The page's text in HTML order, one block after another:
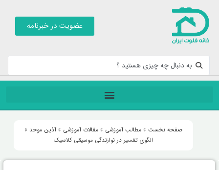
عضویت در خبرنامه
صفحه نخست » مطالب آموزشی » مقالات آموزشی » آذین موحد »
الگوی تفسیر در نوازندگی موسیقی کلاسیک